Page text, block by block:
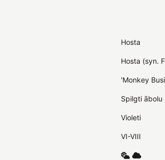
Hosta
Hosta (syn.
'Monkey
Spilgti ābolu
Violeti
VI-VIII